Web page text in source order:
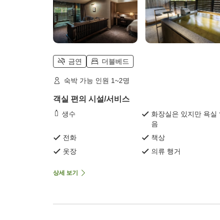
금연 더블베드
숙박 가능 인원 1~2명
객실 편의 시설/서비스
생수
화장실은 있지만 욕실
음
전화
책상
옷장
의류 행거
상세 보기